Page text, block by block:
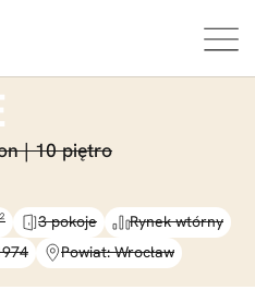
|10 piętro
3 pokoje
Rynek wtórny
Powiat: Wrocław